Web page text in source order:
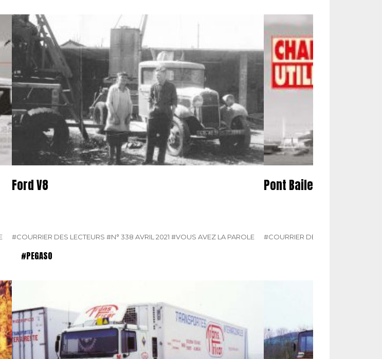
Ford V8
#COURRIER DES LECTEURS #N° 338 AVRIL 2021 #VOUS AVEZ LA PAROLE
Pont Bailey
#COURRIER DES LECTEURS
#PEGASO